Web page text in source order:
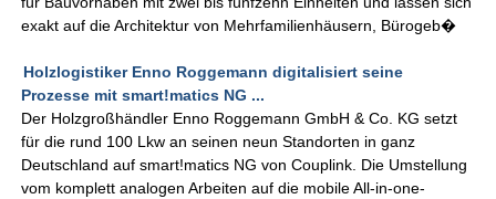
exakt auf die Architektur von Mehrfamilienhäusern, Bürogeb�
Holzlogistiker Enno Roggemann digitalisiert seine
Prozesse mit smart!matics NG ...
Der Holzgroßhändler Enno Roggemann GmbH & Co. KG setzt
für die rund 100 Lkw an seinen neun Standorten in ganz
Deutschland auf smart!matics NG von Couplink. Die Umstellung
vom komplett analogen Arbeiten auf die mobile All-in-one-